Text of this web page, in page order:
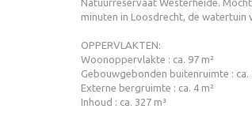
Natuurreservaat Westerheide.
minuten in Loosdrecht, de watertuin
OPPERVLAKTEN:
Woonoppervlakte : ca. 97 m²
Gebouwgebonden buitenruimte : ca.
Externe bergruimte : ca. 4 m²
Inhoud : ca. 327 m³